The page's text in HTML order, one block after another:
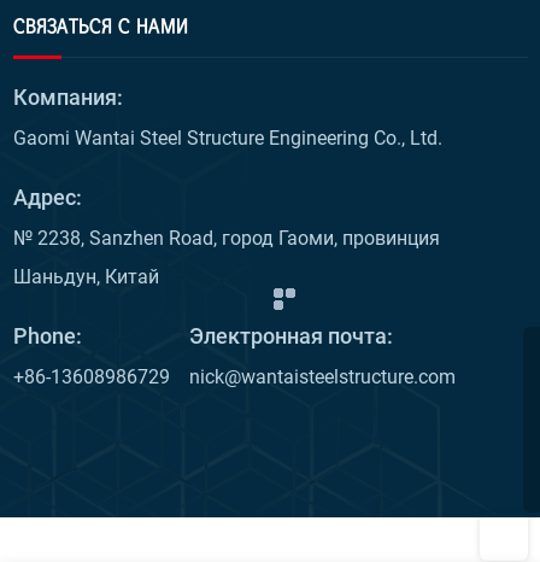
СВЯЗАТЬСЯ С НАМИ
Компания:
Gaomi Wantai Steel Structure Engineering Co., Ltd.
Адрес:
№ 2238, Sanzhen Road, город Гаоми, провинция
Шаньдун, Китай
Phone:
+86-13608986729
Электронная почта:
nick@wantaisteelstructure.com